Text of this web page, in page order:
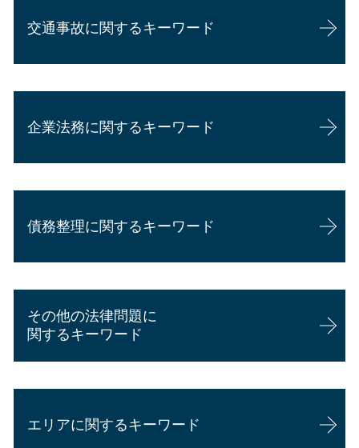
相続 離婚 財産分与
相続放棄 デメリット
相続 年金
相続 弁護士 相談
相続 相談先
相続放棄 できない ケース
相続 遺言 効力
相続 配偶者
成年後見
遺留分 請求期限
交通事故に関するキーワード
過失割合 損害賠償
交通事故 損害賠償 事例
過失割合 相談
交通事故 併合14級 慰謝料
駐車場 事故 過失割合
交通事故証明書 自転車
交通事故 脳挫傷 後遺症
交通事故 過失割合 納得できない場合
交通事故 加害者 弁護士
交通事故 後遺症
休業損害 とは
後遺障害慰謝料
企業法務に関するキーワード
企業法務 資格
会社 顧問弁護士 個人相談
カスハラ 対策 企業
顧問弁護士 費用 個人
企業法務
企業法務 弁護士
内定取り消し 理由
企業法務 勉強
顧問弁護士 個人 安い
顧問弁護士 年収
債務整理に関するキーワード
自己破産 弁護士 選び方
任意整理 費用
債務整理 種類
債務整理とは 個人
自己破産 流れ
個人再生 失敗 弁護士費用
個人再生 スケジュール
その他の法律問題に
関するキーワード
離婚 慰謝料
労働問題 相談 弁護士
エリアに関するキーワード